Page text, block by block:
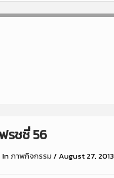
รชชี่ 56
Inภาพกิจกรรม / August 27, 2013